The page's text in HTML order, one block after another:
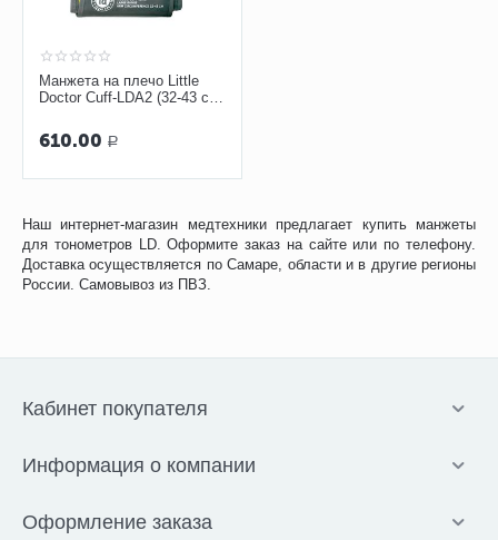
Наш интернет-магазин медтехники предлагает купить манжеты
для тонометров LD. Оформите заказ на сайте или по телефону.
Доставка осуществляется по Самаре, области и в другие регионы
России. Самовывоз из ПВЗ.
Манжета на плечо Little
Doctor Cuff-LDA2 (32-43 см)
тонометров
610.00 Р
Кабинет покупателя
Информация о компании
Оформление заказа